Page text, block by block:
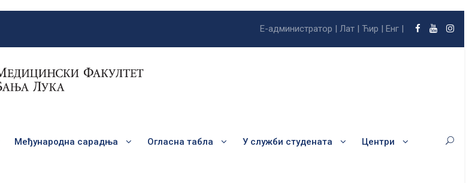
Е-администратор | Лат | Ћир | Енг |
Међународна сарадња Огласна табла У служби студената Центри